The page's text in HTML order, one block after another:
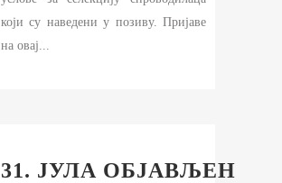
који су наведени у позиву. Пријаве
на овај...
31. ЈУЛА ОБЈАВЉЕН